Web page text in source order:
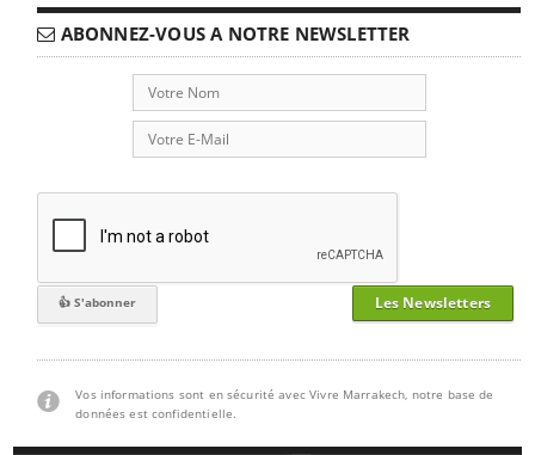
ABONNEZ-VOUS A NOTRE NEWSLETTER
Les Newsletters
Vos informations sont en sécurité avec Vivre Marrakech, notre base de
données est confidentielle.